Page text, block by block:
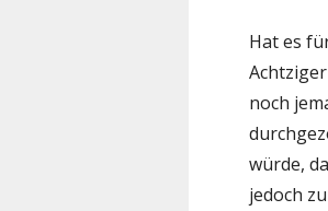
Hat es
noch
würde,
jedoch